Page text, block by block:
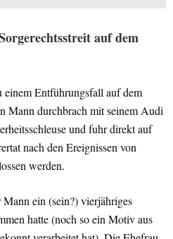
auf dem
Entführungsfall auf dem
Mann durchbrach mit seinem Audi
und fuhr direkt auf
nach den Ereignissen von
werden.
ein (sein?) vierjähriges
hatte (noch so ein Motiv aus